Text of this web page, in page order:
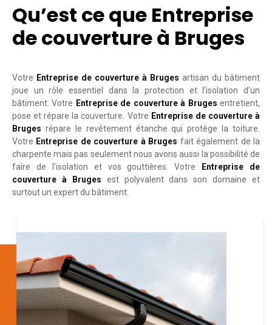
Qu’est ce que Entreprise
de couverture à Bruges
Votre Entreprise de couverture à Bruges artisan du bâtiment
joue un rôle essentiel dans la protection et l’isolation d’un
bâtiment. Votre Entreprise de couverture à Bruges entretient,
pose et répare la couverture. Votre Entreprise de couverture à
Bruges répare le revêtement étanche qui protège la toiture.
Votre Entreprise de couverture à Bruges fait également de la
charpente mais pas seulement nous avons aussi la possibilité de
faire de l’isolation et vos gouttières. Votre Entreprise de
couverture à Bruges est polyvalent dans son domaine et
surtout un expert du bâtiment.